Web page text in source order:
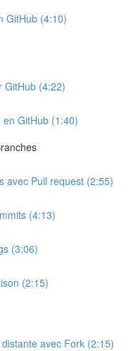
GitHub (4:10)
GitHub (4:22)
GitHub (1:40)
avec Pull request (2:55)
(4:13)
(3:06)
(2:15)
avec Fork (2:15)